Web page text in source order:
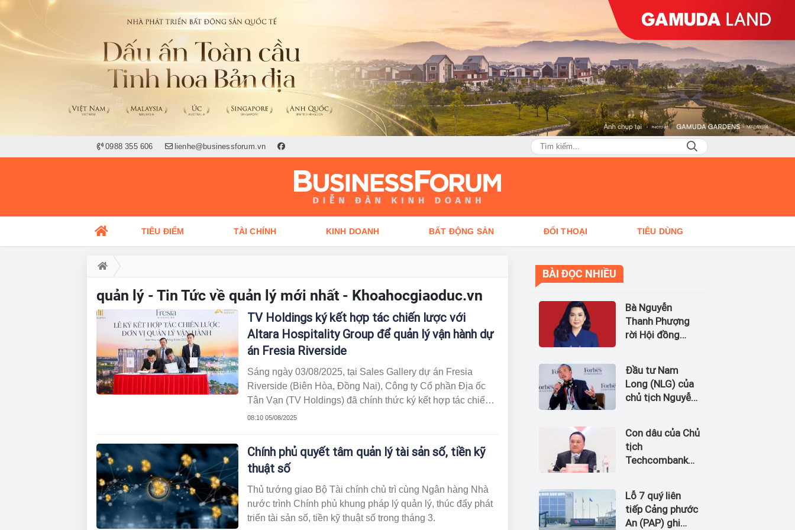
0988 355 606 lienhe@businessforum.vn
TIÊU ĐIỂM TÀI CHÍNH KINH DOANH BẤT ĐỘNG SẢN ĐỐI THOẠI TIÊU DÙNG
quản lý - Tin Tức về quản lý mới nhất - Khoahocgiaoduc.vn
TV Holdings ký kết hợp tác chiến lược với
Altara Hospitality Group để quản lý vận hành dự
án Fresia Riverside
Sáng ngày 03/08/2025, tại Sales Gallery dự án Fresia
Riverside (Biên Hòa, Đồng Nai), Công ty Cổ phần Địa ốc
Tân Vạn (TV Holdings) đã chính thức ký kết hợp tác chiến
lược với Altara Hospitality Group - thành viên hệ sinh thái
việc cung cấp một chất lượng sống đẳng cấp cho cộng
đồng cư dân tinh anh tại dự án Fresia Riverside.
08:10 05/08/2025
Chính phủ quyết tâm quản lý tài sản số, tiền kỹ
thuật số
Thủ tướng giao Bộ Tài chính chủ trì cùng Ngân hàng Nhà
nước trình Chính phủ khung pháp lý quản lý, thúc đẩy phát
triển tài sản số, tiền kỹ thuật số trong tháng 3.
BÀI ĐỌC NHIỀU
Bà Nguyễn
Thanh Phượng
rời Hội đồng
hàng Bản Việt
(BVBank)
Đầu tư Nam
Long (NLG) của
chủ tịch Nguyễn
kiến bán quỹ đất
tại dự án
Waterpoint,
Izumi City
Con dâu của Chủ
tịch
Techcombank
làm Chủ tịch
Hãng Hàng
không Hải Âu
Lỗ 7 quý liên
tiếp Cảng phước
An (PAP) ghi